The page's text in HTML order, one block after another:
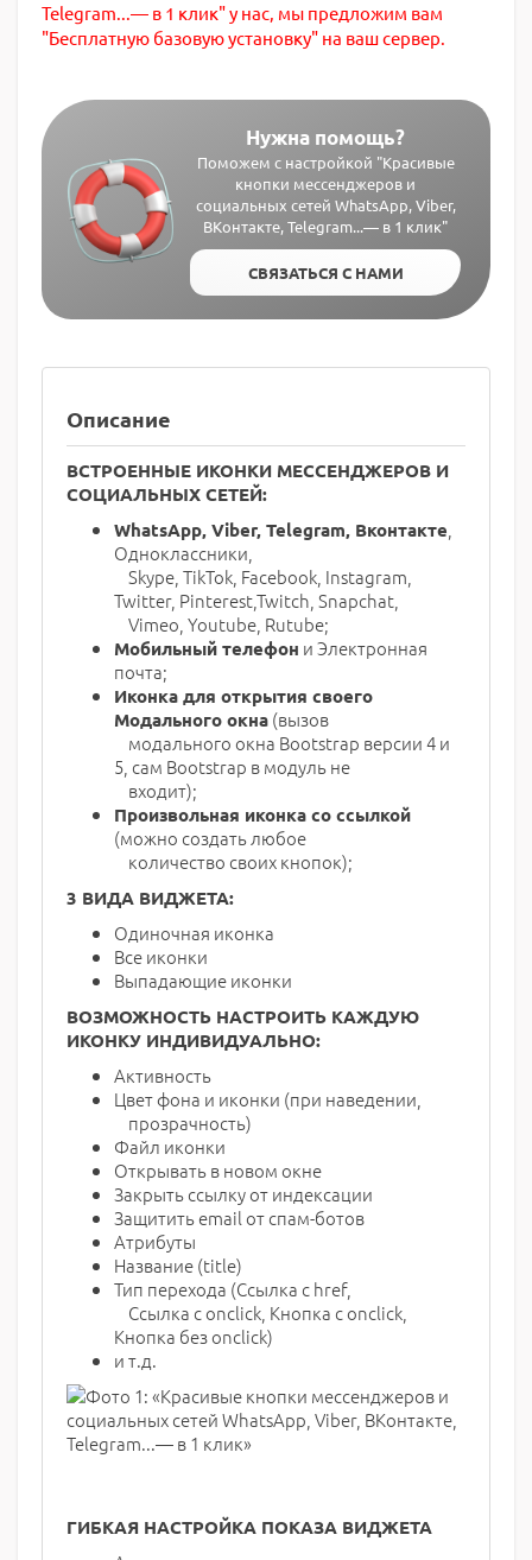
Telegram...— в 1 клик" у нас, мы предложим вам
"Бесплатную базовую установку" на ваш сервер.
Нужна помощь?
Поможем с настройкой "Красивые
кнопки мессенджеров и
социальных сетей WhatsApp, Viber,
ВКонтакте, Telegram...— в 1 клик"
СВЯЗАТЬСЯ С НАМИ
Описание
ВСТРОЕННЫЕ ИКОНКИ МЕССЕНДЖЕРОВ И
СОЦИАЛЬНЫХ СЕТЕЙ:
WhatsApp, Viber, Telegram, Вконтакте
Одноклассники,
Skype, TikTok, Facebook, Instagram,
Twitter, Pinterest,Twitch, Snapchat,
Vimeo, Youtube, Rutube;
Мобильный телефон и Электронная
почта;
Иконка для открытия своего
Модального окна (вызов
модального окна Bootstrap версии 4 и
5, сам Bootstrap в модуль не
входит);
Произвольная иконка со ссылкой
(можно создать любое
количество своих кнопок);
3 ВИДА ВИДЖЕТА:
Одиночная иконка
Все иконки
Выпадающие иконки
ВОЗМОЖНОСТЬ НАСТРОИТЬ КАЖДУЮ
ИКОНКУ ИНДИВИДУАЛЬНО:
Активность
Цвет фона и иконки (при наведении,
прозрачность)
Файл иконки
Открывать в новом окне
Закрыть ссылку от индексации
Защитить email от спам-ботов
Атрибуты
Название (title)
Тип перехода (Ссылка с href,
Ссылка с onclick, Кнопка с onclick,
Кнопка без onclick)
и т.д.
ГИБКАЯ НАСТРОЙКА ПОКАЗА ВИДЖЕТА